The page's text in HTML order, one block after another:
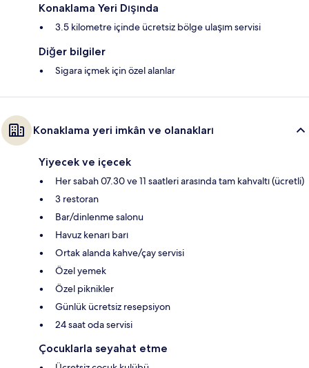
Konaklama Yeri Dışında
3.5 kilometre içinde ücretsiz bölge ulaşım servisi
Diğer bilgiler
Sigara içmek için özel alanlar
Konaklama yeri imkân ve olanakları
Yiyecek ve içecek
Her sabah 07.30 ve 11 saatleri arasında tam kahvaltı (ücretli)
3 restoran
Bar/dinlenme salonu
Havuz kenarı barı
Ortak alanda kahve/çay servisi
Özel yemek
Özel piknikler
Günlük ücretsiz resepsiyon
24 saat oda servisi
Çocuklarla seyahat etme